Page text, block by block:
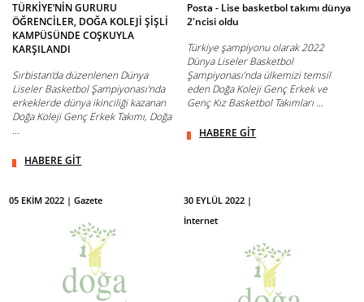
TÜRKİYE’NİN GURURU
ÖĞRENCİLER, DOĞA KOLEJİ ŞİŞLİ
KAMPÜSÜNDE COŞKUYLA
KARŞILANDI
Sırbistan'da düzenlenen Dünya
Liseler Basketbol Şampiyonası'nda
erkeklerde dünya ikinciliği kazanan
Doğa Koleji Genç Erkek Takımı, Doğa
...
HABERE GİT
Posta - Lise basketbol takımı dünya
2'ncisi oldu
Türkiye şampiyonu olarak 2022
Dünya Liseler Basketbol
Şampiyonası’nda ülkemizi temsil
eden Doğa Koleji Genç Erkek ve
Genç Kız Basketbol Takımları ...
HABERE GİT
05 EKİM 2022 | Gazete
30 EYLÜL 2022 |
İnternet